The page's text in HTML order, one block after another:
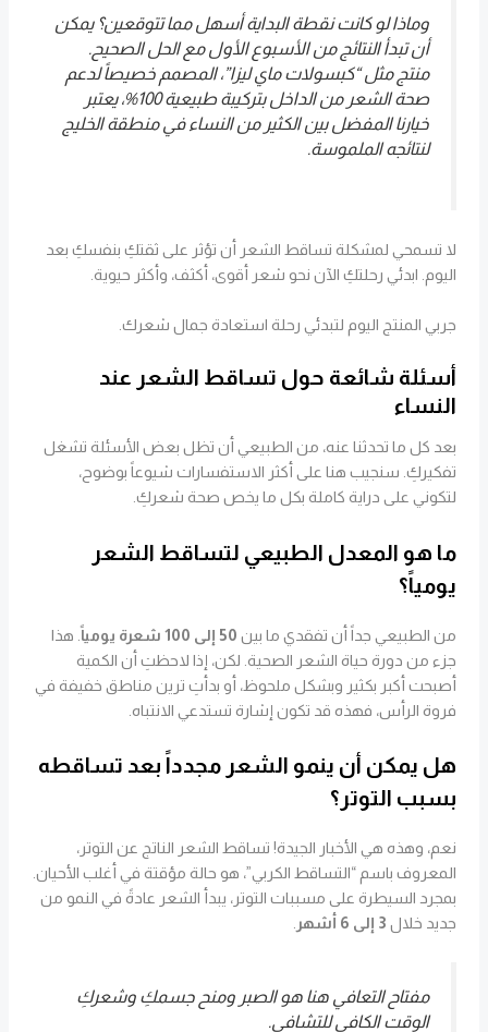
وماذا لو كانت نقطة البداية أسهل مما تتوقعين؟ يمكن
أن تبدأ النتائج من الأسبوع الأول مع الحل الصحيح.
منتج مثل “كبسولات ماي ليزا”، المصمم خصيصاً لدعم
صحة الشعر من الداخل بتركيبة طبيعية 100%، يعتبر
خيارنا المفضل بين الكثير من النساء في منطقة الخليج
لنتائجه الملموسة.
لا تسمحي لمشكلة تساقط الشعر أن تؤثر على ثقتكِ بنفسكِ بعد
اليوم. ابدئي رحلتكِ الآن نحو شعر أقوى، أكثف، وأكثر حيوية.
جربي المنتج اليوم لتبدئي رحلة استعادة جمال شعرك.
أسئلة شائعة حول تساقط الشعر عند
النساء
بعد كل ما تحدثنا عنه، من الطبيعي أن تظل بعض الأسئلة تشغل
تفكيركِ. سنجيب هنا على أكثر الاستفسارات شيوعاً بوضوح،
لتكوني على دراية كاملة بكل ما يخص صحة شعركِ.
ما هو المعدل الطبيعي لتساقط الشعر
يومياً؟
من الطبيعي جداً أن تفقدي ما بين 50 إلى 100 شعرة يومياً
. هذا
جزء من دورة حياة الشعر الصحية. لكن، إذا لاحظتِ أن الكمية
أصبحت أكبر بكثير وبشكل ملحوظ، أو بدأتِ ترين مناطق خفيفة في
فروة الرأس، فهذه قد تكون إشارة تستدعي الانتباه.
هل يمكن أن ينمو الشعر مجدداً بعد تساقطه
بسبب التوتر؟
نعم، وهذه هي الأخبار الجيدة! تساقط الشعر الناتج عن التوتر،
المعروف باسم “التساقط الكربي”، هو حالة مؤقتة في أغلب الأحيان.
بمجرد السيطرة على مسببات التوتر، يبدأ الشعر عادةً في النمو من
جديد خلال 3 إلى 6 أشهر
مفتاح التعافي هنا هو الصبر ومنح جسمكِ وشعركِ
الوقت الكافي للتشافي.